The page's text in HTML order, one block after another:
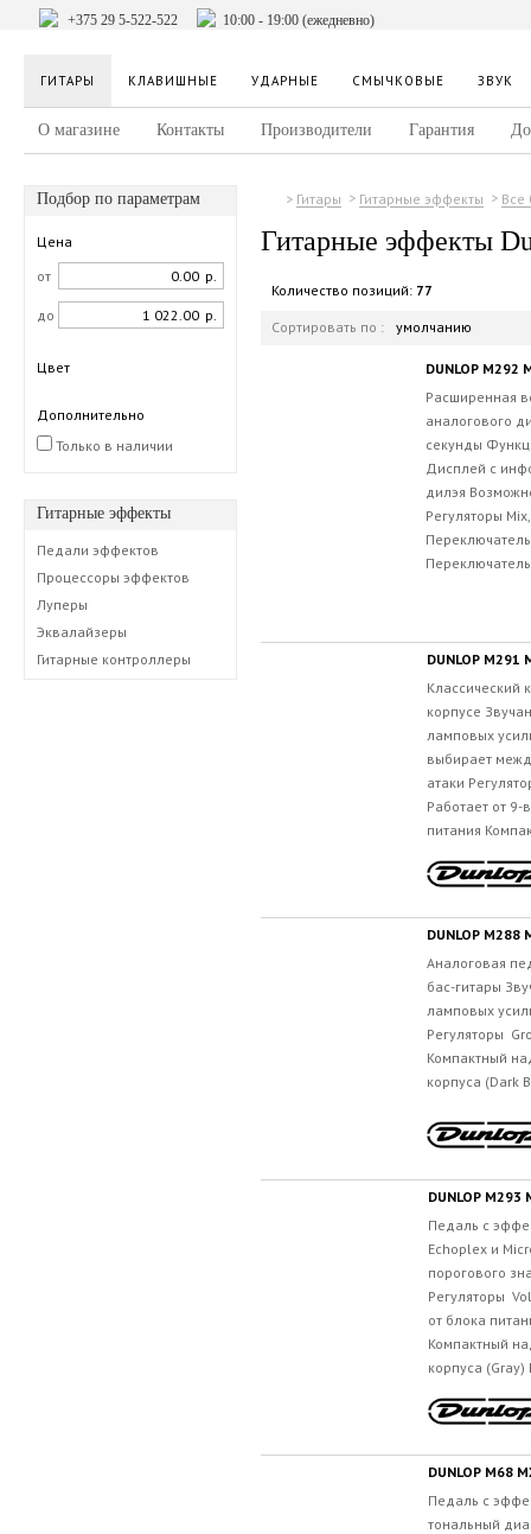
+375 29 5-522-522 10:00 - 19:00 (ежедневно)
ГИТАРЫ КЛАВИШНЫЕ УДАРНЫЕ СМЫЧКОВЫЕ ЗВУК
О магазине Контакты Производители Гарантия
Подбор по параметрам
Цена
от
р.
до р.
Цвет
Дополнительно
Только в наличии
Гитарные эффекты
Педали эффектов
Процессоры эффектов
Луперы
Эквалайзеры
Гитарные контроллеры
Гитары Гитарные эффекты Все
Гитарные эффекты
Количество позиций: 77
Сортировать по : умолчанию
DUNLOP M292
Расширенная
аналогового
секунды
Дисплей с
дилэя
Регуляторы
DUNLOP M291
Классический
корпусе
ламповых
выбирает
атаки
Работает от 9-
питания
DUNLOP M288
Аналоговая
бас-гитары
ламповых
Регуляторы
Компактный
корпуса (Dark
DUNLOP M293
Педаль c
Echoplex и
порогового
Регуляторы
от блока
Компактный
корпуса
DUNLOP M68
Педаль c
тональный